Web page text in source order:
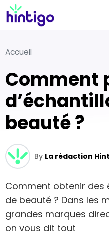
Accueil
Comment profiter
beauté ?
By La rédaction
Comment obtenir des
de beauté ? Dans les
grandes marques
on vous dit tout